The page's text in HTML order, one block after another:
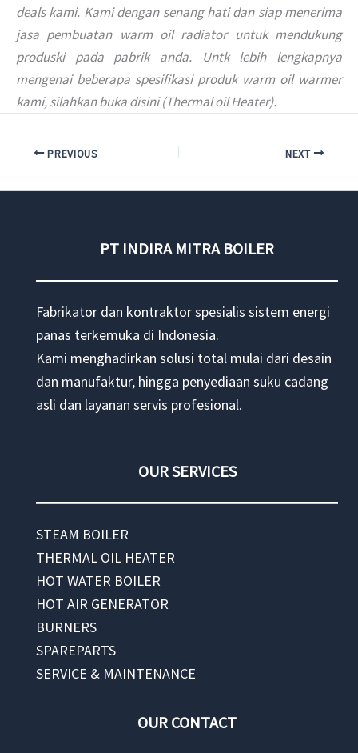
deals kami. Kami dengan senang hati dan siap menerima
jasa pembuatan warm oil radiator untuk mendukung
produski pada pabrik anda. Untk lebih lengkapnya
mengenai beberapa spesifikasi produk warm oil warmer
kami, silahkan buka disini (Thermal oil Heater).
PREVIOUS NEXT
PT INDIRA MITRA BOILER
Fabrikator dan kontraktor spesialis sistem energi
panas terkemuka di Indonesia.
Kami menghadirkan solusi total mulai dari desain
dan manufaktur, hingga penyediaan suku cadang
asli dan layanan servis profesional.
OUR SERVICES
STEAM BOILER
THERMAL OIL HEATER
HOT WATER BOILER
HOT AIR GENERATOR
BURNERS
SPAREPARTS
SERVICE & MAINTENANCE
OUR CONTACT